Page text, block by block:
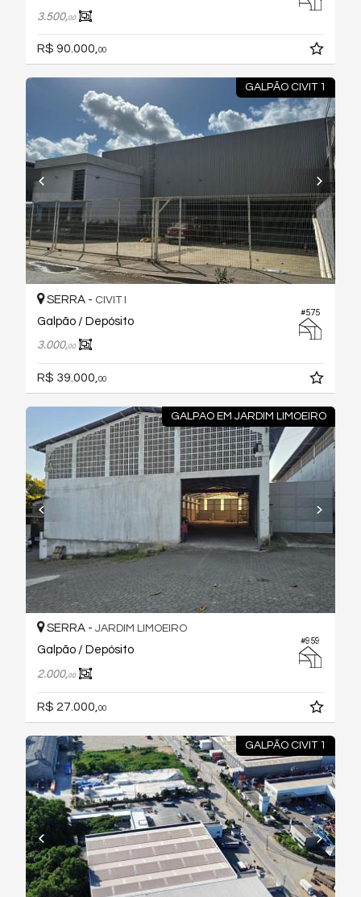
3.500,00
R$ 90.000,00
GALPÃO CIVIT 1
#575
SERRA - CIVIT I
Galpão / Depósito
3.000,00
R$ 39.000, 00
GALPAO EM JARDIM LIMOEIRO
#959
SERRA - JARDIM LIMOEIRO
Galpão / Depósito
2.000,00
R$ 27.000, 00
GALPÃO CIVIT 1